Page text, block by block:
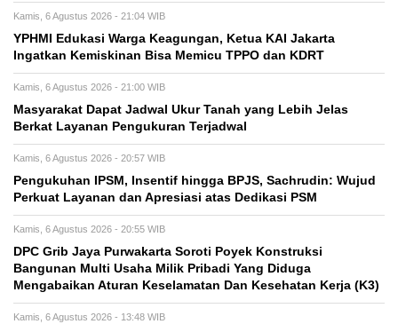
Kamis, 6 Agustus 2026 - 21:04 WIB
YPHMI Edukasi Warga Keagungan, Ketua KAI Jakarta
Ingatkan Kemiskinan Bisa Memicu TPPO dan KDRT
Kamis, 6 Agustus 2026 - 21:00 WIB
Masyarakat Dapat Jadwal Ukur Tanah yang Lebih Jelas
Berkat Layanan Pengukuran Terjadwal
Kamis, 6 Agustus 2026 - 20:57 WIB
Pengukuhan IPSM, Insentif hingga BPJS, Sachrudin: Wujud
Perkuat Layanan dan Apresiasi atas Dedikasi PSM
Kamis, 6 Agustus 2026 - 20:55 WIB
DPC Grib Jaya Purwakarta Soroti Poyek Konstruksi
Bangunan Multi Usaha Milik Pribadi Yang Diduga
Mengabaikan Aturan Keselamatan Dan Kesehatan Kerja (K3)
Kamis, 6 Agustus 2026 - 13:48 WIB